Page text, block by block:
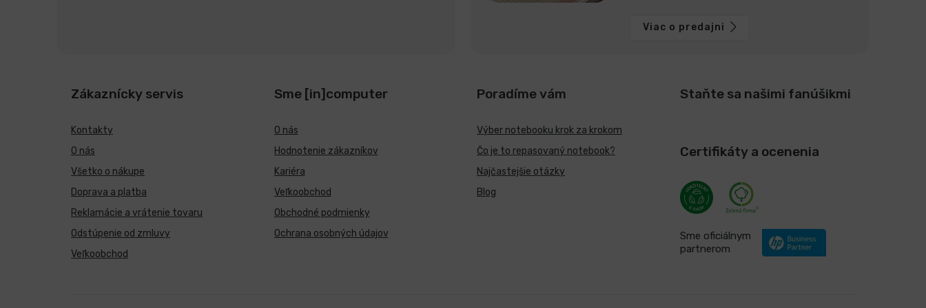
Viac o predajni
Zákaznícky servis
Kontakty
O nás
Všetko o nákupe
Doprava a platba
Reklamácie a vrátenie tovaru
Odstúpenie od zmluvy
Veľkoobchod
Sme [in]computer
O nás
Hodnotenie zákazníkov
Kariéra
Veľkoobchod
Obchodné podmienky
Ochrana osobných údajov
Poradíme vám
Výber notebooku krok za krokom
Čo je to repasovaný notebook?
Najčastejšie otázky
Blog
Staňte sa našimi fanúšikmi
Certifikáty a ocenenia
Sme oficiálnym
partnerom